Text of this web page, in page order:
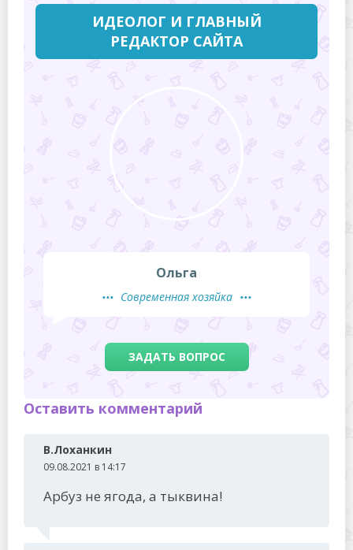
ИДЕОЛОГ И ГЛАВНЫЙ
РЕДАКТОР САЙТА
Ольга
Современная хозяйка
ЗАДАТЬ ВОПРОС
Оставить комментарий
В.Лоханкин
09.08.2021 в 14:17
Арбуз не ягода, а тыквина!